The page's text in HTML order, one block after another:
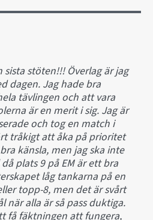
sista stöten!!! Överlag är jag
dagen. Jag hade bra
tävlingen och att vara
är en merit i sig. Jag är
och tog en match i
tråkigt att åka på prioritet
känsla, men jag ska inte
plats 9 på EM är ett bra
låg tankarna på en
topp-8, men det är svårt
när alla är så pass duktiga.
få fäktningen att fungera,